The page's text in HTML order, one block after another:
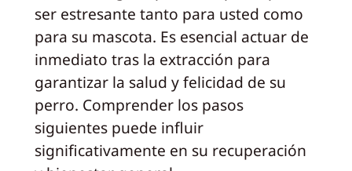
ser estresante tanto para usted como
para su mascota. Es esencial actuar de
inmediato tras la extracción para
garantizar la salud y felicidad de su
perro. Comprender los pasos
siguientes puede influir
significativamente en su recuperación